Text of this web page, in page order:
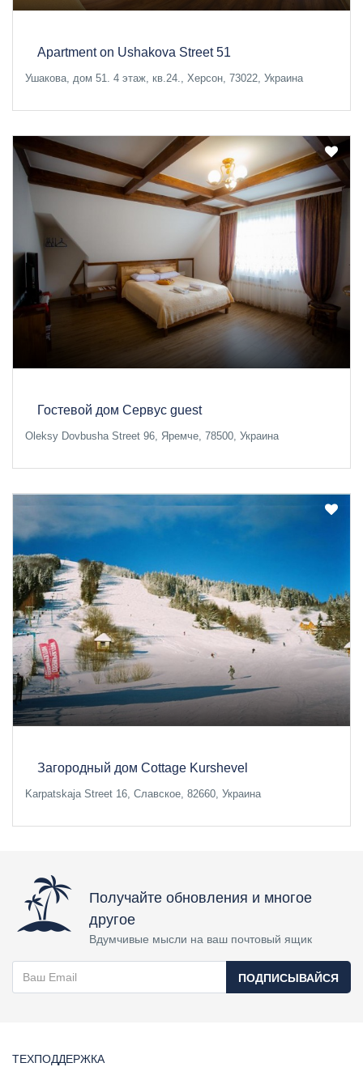
Apartment on Ushakova Street 51
Ушакова, дом 51. 4 этаж, кв.24., Херсон, 73022, Украина
Гостевой дом Сервус guest
Oleksy Dovbusha Street 96, Яремче, 78500, Украина
Загородный дом Cottage Kurshevel
Karpatskaja Street 16, Славское, 82660, Украина
Получайте обновления и многое
другое
Вдумчивые мысли на ваш почтовый ящик
ПОДПИСЫВАЙСЯ
ТЕХПОДДЕРЖКА